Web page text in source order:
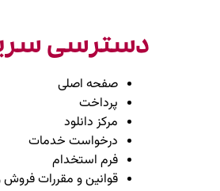
دسترسی سریع
صفحه اصلی
پرداخت
مرکز دانلود
درخواست خدمات
فرم استخدام
قوانین و مقررات فروش و